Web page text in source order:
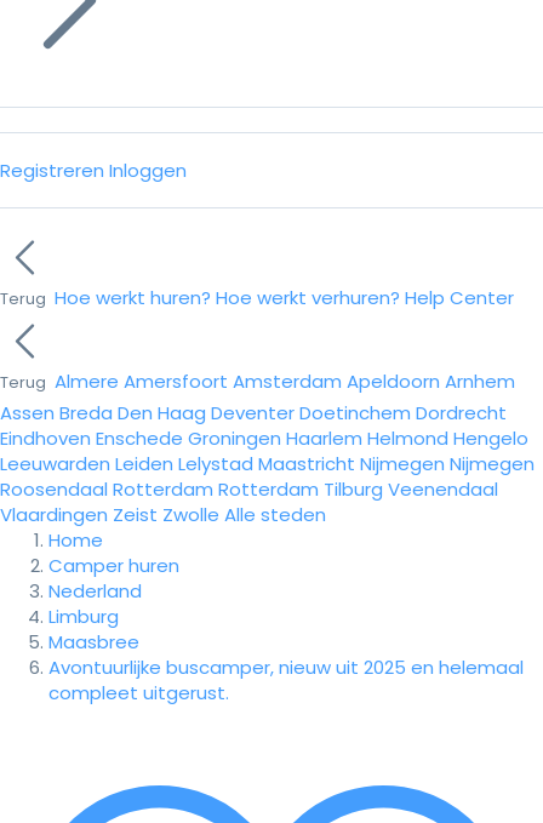
Registreren Inloggen
Terug Hoe werkt huren? Hoe werkt verhuren? Help Center
Terug Almere Amersfoort Amsterdam Apeldoorn Arnhem
Assen Breda Den Haag DeventerDoetinchem Dordrecht
Eindhoven Enschede Groningen Haarlem Helmond Hengelo
Leeuwarden Leiden Lelystad Maastricht Nijmegen Nijmegen
Roosendaal Rotterdam Rotterdam Tilburg Veenendaal
Vlaardingen Zeist Zwolle Alle steden
Home
Camper huren
Nederland
Limburg
Maasbree
Avontuurlijke buscamper, nieuw uit 2025 en helemaal
compleet uitgerust.